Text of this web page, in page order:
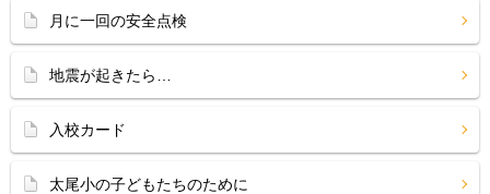
月に一回の安全点検
地震が起きたら…
入校カード
太尾小の子どもたちのために